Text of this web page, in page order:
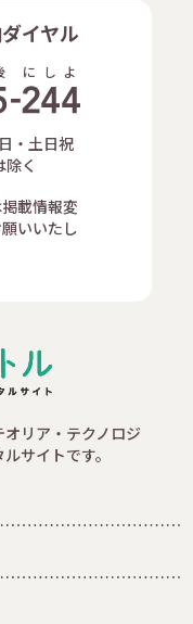
イヤル
に し よ
・土日祝
く
載情報変
いいたし
リア・テクノロジ
サイトです。